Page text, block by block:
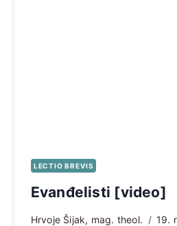
LECTIO BREVIS
Evanđelisti [video]
Hrvoje Šijak, mag. theol. 19.